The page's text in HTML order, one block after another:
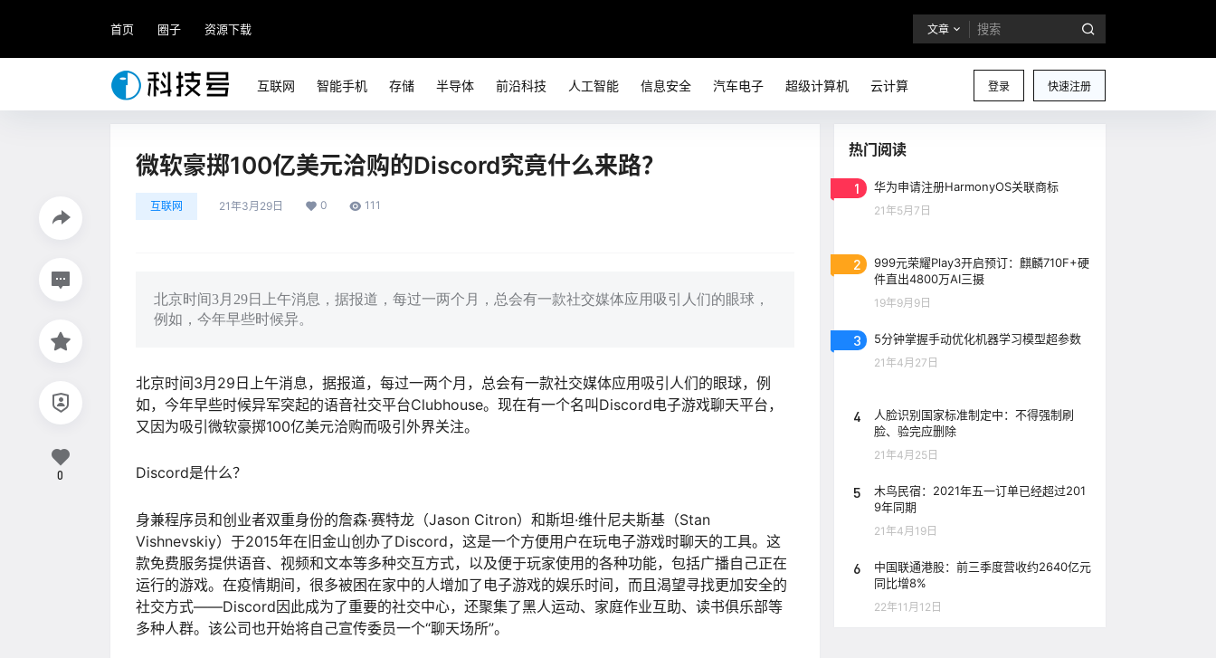
首页 圈子 资源下载 文章
登录 快速注册
互联网 智能手机 存储 半导体 前沿科技 人工智能 信息安全 汽车电子 超级计算机 云计算
微软豪掷100亿美元洽购的Discord究竟什么来路？
互联网 21年3月29日 0 111
北京时间3月29日上午消息，据报道，每过一两个月，总会有一款社交媒体应用吸引人们的眼球，
例如，今年早些时候异。
北京时间3月29日上午消息，据报道，每过一两个月，总会有一款社交媒体应用吸引人们的眼球，例
如，今年早些时候异军突起的语音社交平台Clubhouse。现在有一个名叫Discord电子游戏聊天平台，
又因为吸引微软豪掷100亿美元洽购而吸引外界关注。
Discord是什么？
身兼程序员和创业者双重身份的詹森·赛特龙（Jason Citron）和斯坦·维什尼夫斯基（Stan
Vishnevskiy）于2015年在旧金山创办了Discord，这是一个方便用户在玩电子游戏时聊天的工具。这
款免费服务提供语音、视频和文本等多种交互方式，以及便于玩家使用的各种功能，包括广播自己正在
运行的游戏。在疫情期间，很多被困在家中的人增加了电子游戏的娱乐时间，而且渴望寻找更加安全的
社交方式——Discord因此成为了重要的社交中心，还聚集了黑人运动、家庭作业互助、读书俱乐部等
多种人群。该公司也开始将自己宣传委员一个“聊天场所”。
0
热门阅读
1 华为申请注册HarmonyOS关联商标
21年5月7日
2
999元荣耀Play3开启预订：麒麟710F+硬
件直出4800万AI三摄
19年9月9日
3 5分钟掌握手动优化机器学习模型超参数
21年4月27日
4
人脸识别国家标准制定中：不得强制刷
脸、验完应删除
21年4月25日
5
木鸟民宿：2021年五一订单已经超过201
9年同期
21年4月19日
6
中国联通港股：前三季度营收约2640亿元
同比增8%
22年11月12日